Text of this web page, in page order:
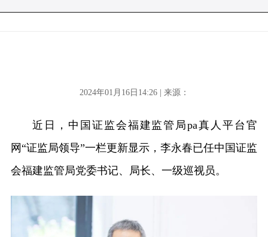
2024年01月16日14:26 | 来源：
近日，中国证监会福建监管局pa真人平台官
网“证监局领导”一栏更新显示，李永春已任中国证监
会福建监管局党委书记、局长、一级巡视员。